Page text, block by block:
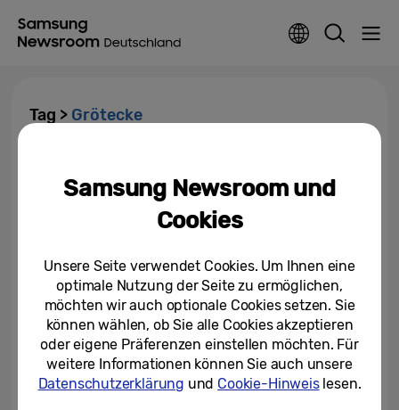
Tag > Grötecke
neuer Director Human
Resources der Samsung...
Samsung Newsroom und
Cookies
Unsere Seite verwendet Cookies. Um Ihnen eine
optimale Nutzung der Seite zu ermöglichen,
möchten wir auch optionale Cookies setzen. Sie
können wählen, ob Sie alle Cookies akzeptieren
oder eigene Präferenzen einstellen möchten. Für
weitere Informationen können Sie auch unsere
Datenschutzerklärung und Cookie-Hinweislesen.